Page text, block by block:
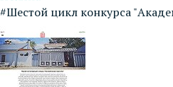
#Шестой цикл конкурса